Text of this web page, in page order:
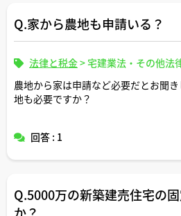
Q.家から農地も申請いる？
法律と税金>宅建業法・その他法
農地から家は申請など必要だとお聞
地も必要ですか？
回答 : 1
Q.5000万の新築建売住宅の
か？